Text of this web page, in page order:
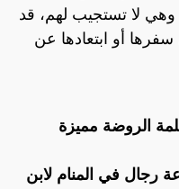
وهي لا تستجيب لهم، قد
أو ابتعادها عن
الروضة مميزة
رجال في المنام لابن